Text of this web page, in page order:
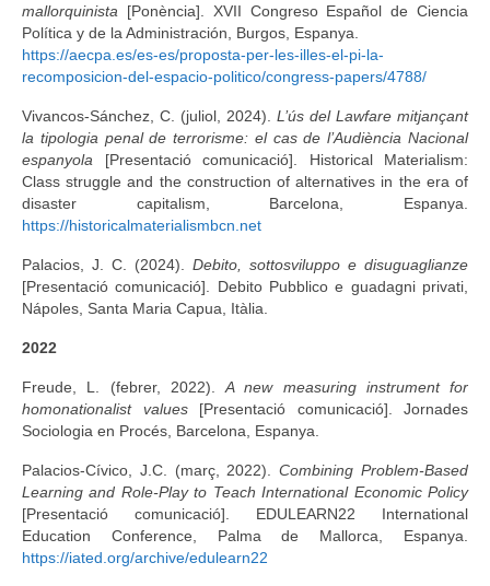
mallorquinista [Ponència]. XVII Congreso Español de Ciencia
Política y de la Administración, Burgos, Espanya.
https://aecpa.es/es-es/proposta-per-les-illes-el-pi-la-
recomposicion-del-espacio-politico/congress-papers/4788/
Vivancos-Sánchez, C. (juliol, 2024). L’ús del Lawfare mitjançant
la tipologia penal de terrorisme: el cas de l’Audiència Nacional
espanyola [Presentació comunicació]. Historical Materialism:
Class struggle and the construction of alternatives in the era of
disaster capitalism, Barcelona, Espanya.
https://historicalmaterialismbcn.net
Palacios, J. C. (2024). Debito, sottosviluppo e disuguaglianze
[Presentació comunicació]. Debito Pubblico e guadagni privati,
Nápoles, Santa Maria Capua, Itàlia.
2022
Freude, L. (febrer, 2022). A new measuring instrument for
homonationalist values[Presentació comunicació]. Jornades
Sociologia en Procés, Barcelona, Espanya.
Palacios-Cívico, J.C. (març, 2022).Combining Problem-Based
Learning and Role-Play to Teach International Economic Policy
[Presentació comunicació]. EDULEARN22 International
Education Conference, Palma de Mallorca, Espanya.
https://iated.org/archive/edulearn22